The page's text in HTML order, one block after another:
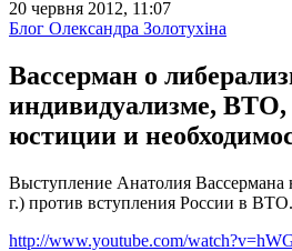
20 червня 2012, 11:07
Блог Олександра Золотухіна
Вассерман о
индивидуализме,
юстиции и
Выступление Анатолия
г.) против вступления России в ВТО.
http://www.youtube.com/